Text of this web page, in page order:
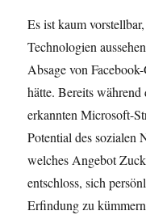
Es ist kaum
Technologien
Absage von
hätte. Bereits während
erkannten Microsoft-
Potential des sozialen
welches Angebot
entschloss, sich
Erfindung zu